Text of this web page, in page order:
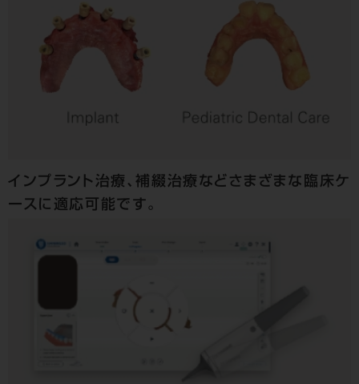
インプラント治療、補綴治療などさまざまな臨床ケ
ースに適応可能です。